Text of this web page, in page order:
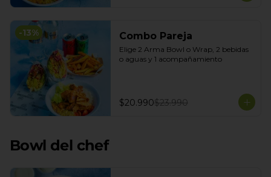
-13% Combo Pareja
Elige 2 Arma Bowl o Wrap, 2 bebidas
o aguas y 1 acompañamiento
$20.990$23.990
Bowl del chef